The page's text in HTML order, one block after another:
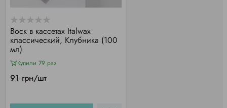
Воск в кассетах Italwax
классический, Клубника (100
мл)
Купили 79 раз
91 грн/шт